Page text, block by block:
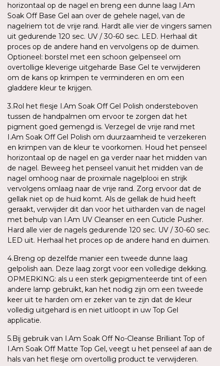
horizontaal op de nagel en breng een dunne laag I.Am
Soak Off Base Gel aan over de gehele nagel, van de
nagelriem tot de vrije rand. Hardt alle vier de vingers samen
uit gedurende 120 sec. UV / 30-60 sec. LED. Herhaal dit
proces op de andere hand en vervolgens op de duimen.
Optioneel: borstel met een schoon gelpenseel om
overtollige kleverige uitgeharde Base Gel te verwijderen
om de kans op krimpen te verminderen en om een
gladdere kleur te krijgen.
3.Rol het flesje I.Am Soak Off Gel Polish ondersteboven
tussen de handpalmen om ervoor te zorgen dat het
pigment goed gemengd is. Verzegel de vrije rand met
I.Am Soak Off Gel Polish om duurzaamheid te verzekeren
en krimpen van de kleur te voorkomen. Houd het penseel
horizontaal op de nagel en ga verder naar het midden van
de nagel. Beweeg het penseel vanuit het midden van de
nagel omhoog naar de proximale nagelplooi en strijk
vervolgens omlaag naar de vrije rand. Zorg ervoor dat de
gellak niet op de huid komt. Als de gellak de huid heeft
geraakt, verwijder dit dan voor het uitharden van de nagel
met behulp van I.Am UV Cleanser en een Cuticle Pusher.
Hard alle vier de nagels gedurende 120 sec. UV / 30-60 sec.
LED uit. Herhaal het proces op de andere hand en duimen.
4.Breng op dezelfde manier een tweede dunne laag
gelpolish aan. Deze laag zorgt voor een volledige dekking.
OPMERKING: als u een sterk gepigmenteerde tint of een
andere lamp gebruikt, kan het nodig zijn om een tweede
keer uit te harden om er zeker van te zijn dat de kleur
volledig uitgehard is en niet uitloopt in uw Top Gel
applicatie.
5.Bij gebruik van I.Am Soak Off No-Cleanse Brilliant Top of
I.Am Soak Off Matte Top Gel, veegt u het penseel af aan de
hals van het flesje om overtollig product te verwijderen.